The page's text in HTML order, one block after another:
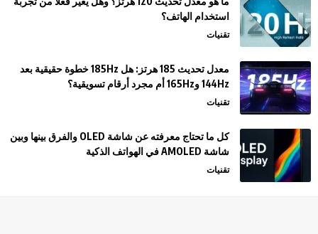
استخدام الهاتف؟
تقنيات
معدل تحديث 185 هرتز: هل 185Hz خطوة حقيقية بعد
144Hz و165Hz أم مجرد أرقام تسويقية؟
تقنيات
كل ما تحتاج معرفته عن شاشة OLED والفرق بينها وبين
شاشة AMOLED في الهواتف الذكية
تقنيات